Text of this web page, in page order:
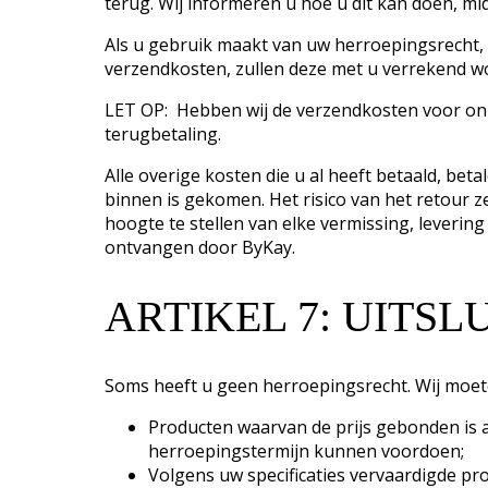
Als u gebruik maakt van uw
verzendkosten, zullen deze met u verrekend
LET OP: Hebben wij de verzendkosten voor
terugbetaling.
Alle overige kosten die u al heeft betaald,
binnen is gekomen. Het risico van het retour
hoogte te stellen van elke vermissing,
ontvangen door ByKay.
ARTIKEL 7:
Soms heeft u geen herroepingsrecht. Wij
Producten waarvan de prijs gebonden is
herroepingstermijn kunnen voordoen;
Volgens uw specificaties vervaardigde